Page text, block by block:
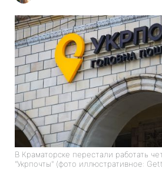
В Краматорске перестали работать
"Укрпочты" (фото иллюстративное: